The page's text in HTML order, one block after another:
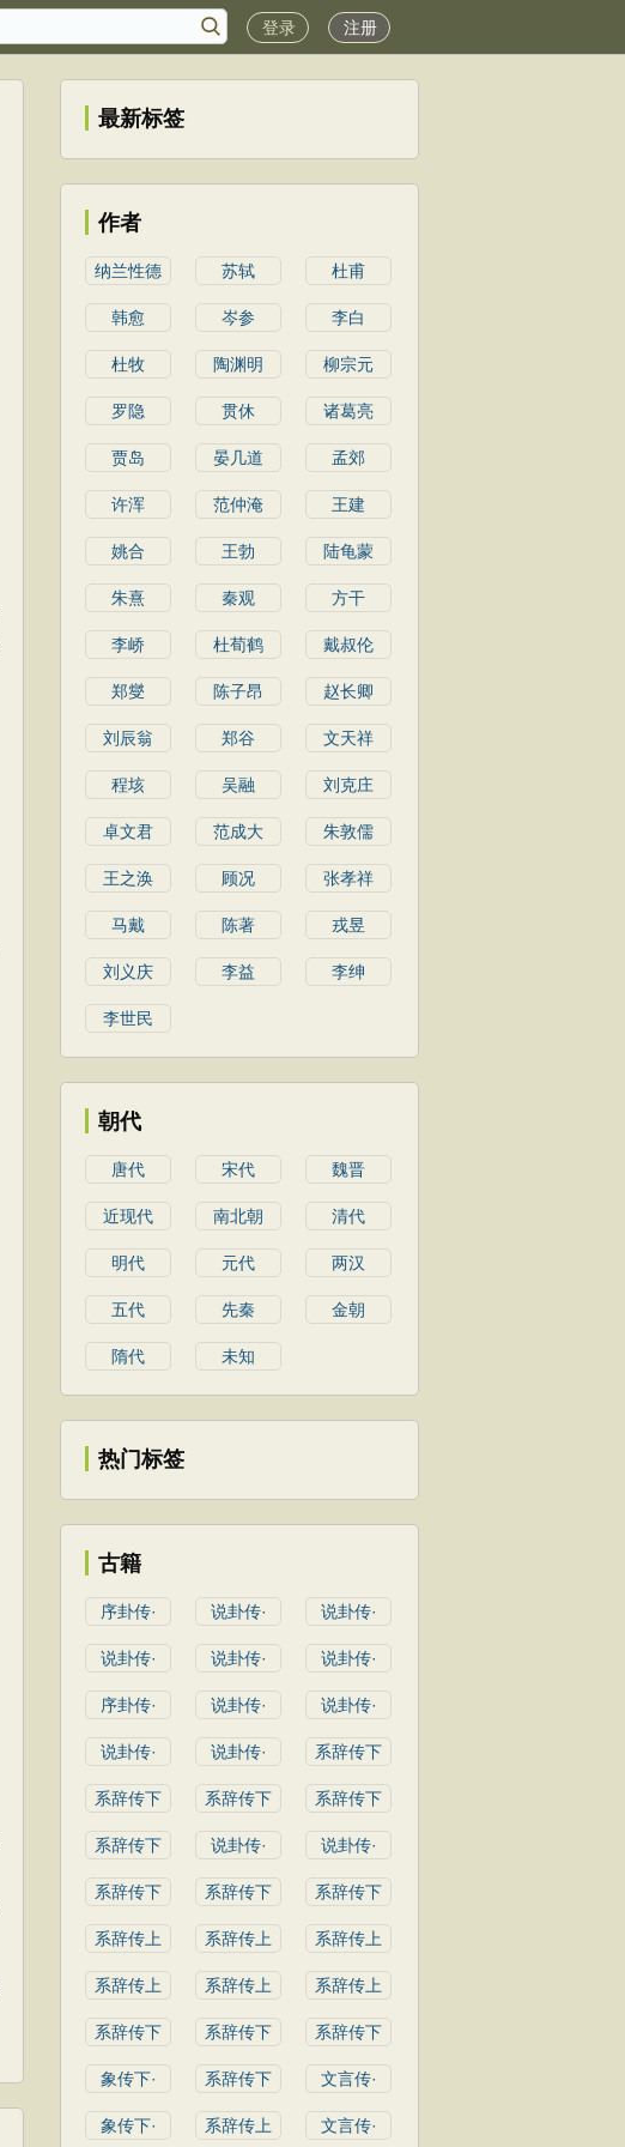
登录 注册
最新标签
作者
纳兰性德 苏轼 杜甫
韩愈 岑参 李白
杜牧 陶渊明 柳宗元
罗隐 贯休 诸葛亮
贾岛 晏几道 孟郊
许浑 范仲淹 王建
姚合 王勃 陆龟蒙
朱熹 秦观 方干
李峤 杜荀鹤 戴叔伦
郑燮 陈子昂 赵长卿
刘辰翁 郑谷 文天祥
程垓 吴融 刘克庄
卓文君 范成大 朱敦儒
王之涣 顾况 张孝祥
马戴 陈著 戎昱
刘义庆 李益 李绅
李世民
朝代
唐代 宋代 魏晋
近现代 南北朝 清代
明代 元代 两汉
五代 先秦 金朝
隋代 未知
热门标签
古籍
序卦传· 说卦传· 说卦传·
说卦传· 说卦传· 说卦传·
序卦传· 说卦传· 说卦传·
说卦传· 说卦传· 系辞传下
系辞传下 系辞传下 系辞传下
系辞传下 说卦传· 说卦传·
系辞传下 系辞传下 系辞传下
系辞传上 系辞传上 系辞传上
系辞传上 系辞传上 系辞传上
系辞传下 系辞传下 系辞传下
象传下· 系辞传下 文言传·
象传下· 系辞传上 文言传·